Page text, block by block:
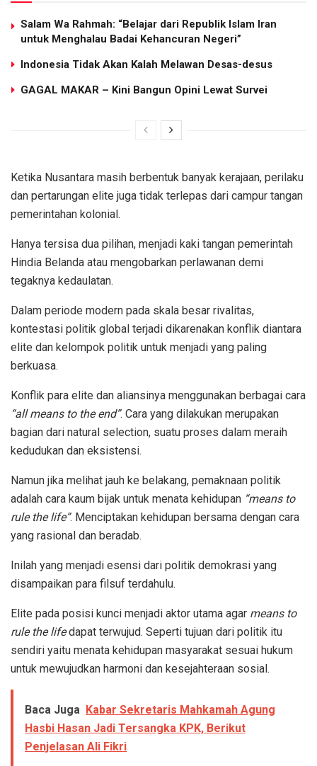
Salam Wa Rahmah: “Belajar dari Republik Islam Iran
untuk Menghalau Badai Kehancuran Negeri”
Indonesia Tidak Akan Kalah Melawan Desas-desus
GAGAL MAKAR – Kini Bangun Opini Lewat Survei
Ketika Nusantara masih berbentuk banyak kerajaan, perilaku
dan pertarungan elite juga tidak terlepas dari campur tangan
pemerintahan kolonial.
Hanya tersisa dua pilihan, menjadi kaki tangan pemerintah
Hindia Belanda atau mengobarkan perlawanan demi
tegaknya kedaulatan.
Dalam periode modern pada skala besar rivalitas,
kontestasi politik global terjadi dikarenakan konflik diantara
elite dan kelompok politik untuk menjadi yang paling
berkuasa.
Konflik para elite dan aliansinya menggunakan berbagai cara
“all means to the end”. Cara yang dilakukan merupakan
bagian dari natural selection, suatu proses dalam meraih
kedudukan dan eksistensi.
Namun jika melihat jauh ke belakang, pemaknaan politik
adalah cara kaum bijak untuk menata kehidupan “means to
rule the life”. Menciptakan kehidupan bersama dengan cara
yang rasional dan beradab.
Inilah yang menjadi esensi dari politik demokrasi yang
disampaikan para filsuf terdahulu.
Elite pada posisi kunci menjadi aktor utama agar means to
rule the lifedapat terwujud. Seperti tujuan dari politik itu
sendiri yaitu menata kehidupan masyarakat sesuai hukum
untuk mewujudkan harmoni dan kesejahteraan sosial.
Baca Juga Kabar Sekretaris Mahkamah Agung
Hasbi Hasan Jadi Tersangka KPK, Berikut
Penjelasan Ali Fikri